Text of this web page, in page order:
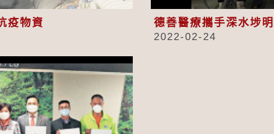
疫物資 德善醫療攜手深水埗
2022-02-24